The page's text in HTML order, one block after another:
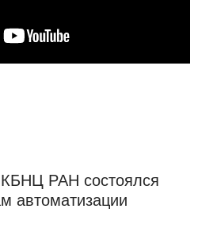
КБНЦ РАН состоялся
автоматизации